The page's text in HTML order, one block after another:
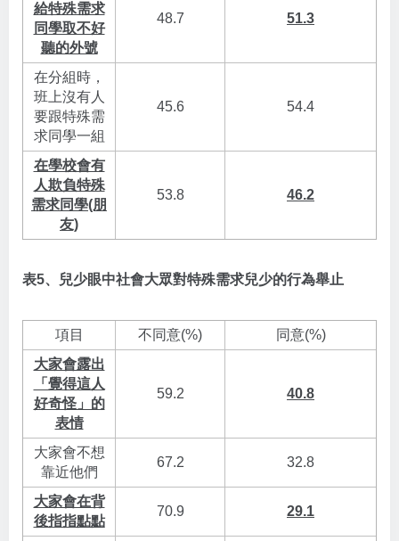
給特殊需求
同學取不好
聽的外號
48.7 51.3
在分組時，
班上沒有人
要跟特殊需
求同學一組
45.6 54.4
在學校會有
人欺負特殊
需求同學(朋
友)
53.8 46.2
表5、兒少眼中社會大眾對特殊需求兒少的行為舉止
項目 不同意(%)
同意(%)
大家會露出
「覺得這人
好奇怪」的
表情
59.2 40.8
大家會不想
靠近他們
67.2 32.8
大家會在背
後指指點點
70.9 29.1